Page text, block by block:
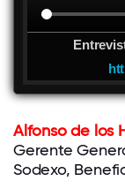
Alfonso de los
Gerente
Sodexo,